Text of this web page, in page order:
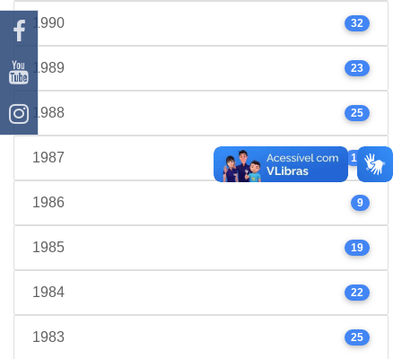
1990 32
1989 23
1988 25
1987 17
1986 9
1985 19
1984 22
1983 25